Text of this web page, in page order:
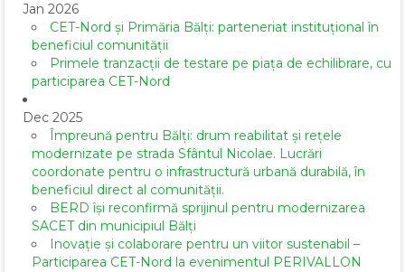
Jan 2026
CET-Nord și Primăria Bălți: parteneriat instituțional în
beneficiul comunității
Primele tranzacții de testare pe piața de echilibrare, cu
participarea CET-Nord
Dec 2025
Împreună pentru Bălți: drum reabilitat și rețele
modernizate pe strada Sfântul Nicolae. Lucrări
coordonate pentru o infrastructură urbană durabilă, în
beneficiul direct al comunității.
BERD își reconfirmă sprijinul pentru modernizarea
SACET din municipiul Bălți
Inovație și colaborare pentru un viitor sustenabil –
Participarea CET-Nord la evenimentul PERIVALLON